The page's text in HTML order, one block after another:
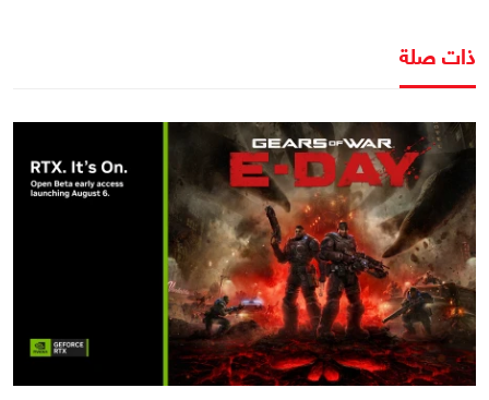
ذات صلة